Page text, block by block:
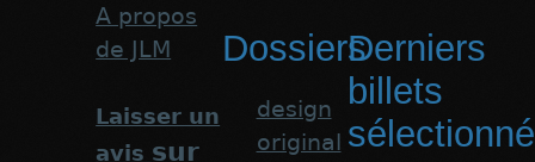
A propos
de JLM
Laisser un
avis sur
Dossiers
design
original
Derniers
billets